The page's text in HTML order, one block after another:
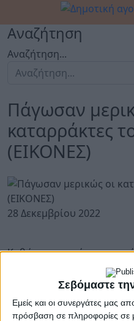
Σεβόμαστε
Εμείς και οι συνεργάτες μας
πρόσβαση σε πληροφορίες σε
Αναζήτηση
Αναζήτηση...
Πάγωσαν
καταρράκτες
(ΕΙΚΟΝΕΣ)
28 Δεκεμβρίου 2022
Καθώς η φονική
θερμοκρασίες μαστίζει
πολιτείες των ΗΠΑ, οι
μεταμορφώθηκαν σε ένα
προσφέροντας σπάνιο